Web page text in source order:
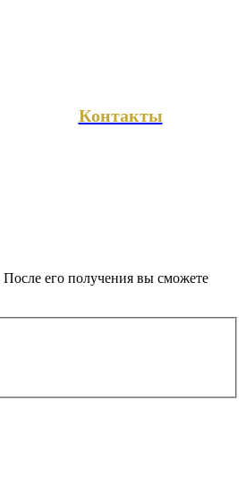
Контакты
его получения вы сможете